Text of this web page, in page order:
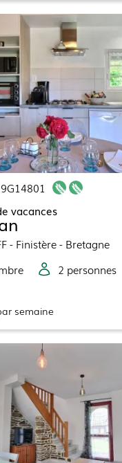
vacances
- Finistère - Bretagne
2 personnes
semaine